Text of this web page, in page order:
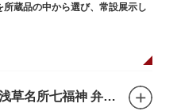
蔵品の中から選び、常設展示し
吉原神社（浅草名所七福神 弁財天）